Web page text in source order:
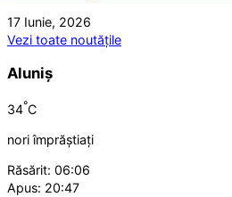
17 Iunie, 2026
Vezi toate noutățile
Aluniș
34°C
nori împrăștiați
Răsărit: 06:06
Apus: 20:47